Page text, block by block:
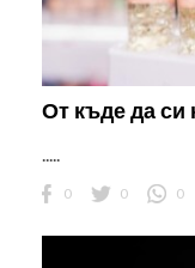
От къде да
.....
0 0 0